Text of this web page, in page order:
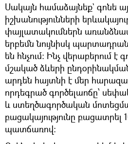
Սակայն համաձայնեք` գոնե
իշխանությունների
փայլատակումներն
երբեմն նույնիսկ
են հնչում։ Ինչ վերաբերում է
մշակած ձևերի
արդեն հայտնի է մեր
որդեգրած գործելաոճը՝
և ստեղծագործական
բացակայությունը բացատրել
պատճառով։